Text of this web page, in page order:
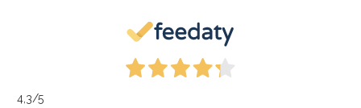
4,3/5